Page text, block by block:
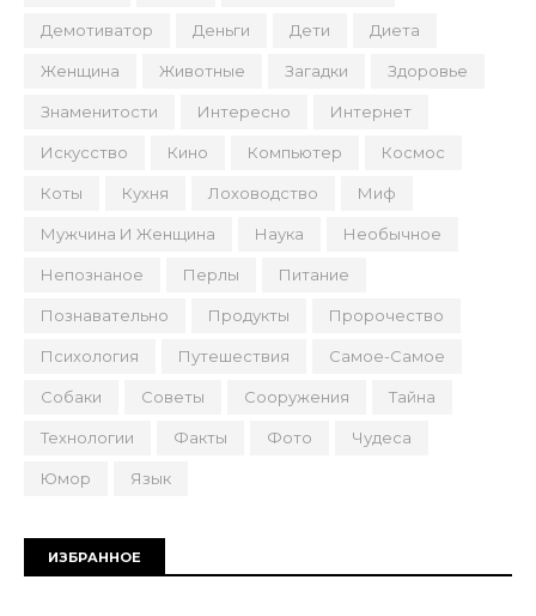
Демотиватор Деньги Дети Диета
Женщина Животные Загадки Здоровье
Знаменитости Интересно Интернет
Искусство Кино Компьютер Космос
Коты Кухня Лоховодство Миф
Мужчина И Женщина Наука Необычное
Непознаное Перлы Питание
Познавательно Продукты Пророчество
Психология Путешествия Самое-Самое
Собаки Советы Сооружения Тайна
Технологии Факты Фото Чудеса
Юмор Язык
ИЗБРАННОЕ